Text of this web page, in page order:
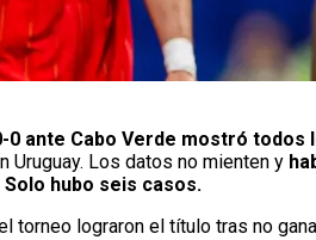
ante Cabo Verde mostró todos
Uruguay. Los datos no mienten y
hubo seis casos.
torneo lograron el título tras no